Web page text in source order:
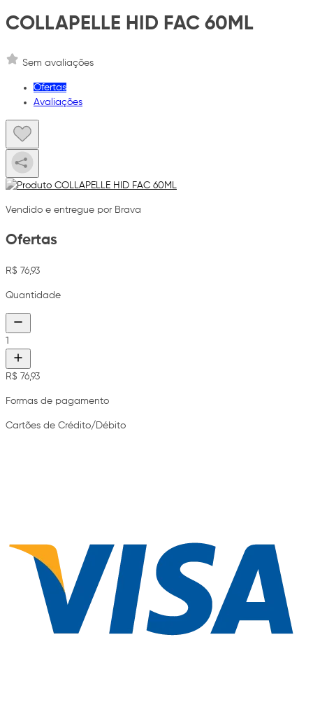
COLLAPELLE HID FAC 60ML
Sem avaliações
Ofertas
Avaliações
Vendido e entregue por Brava
Ofertas
R$ 76,93
Quantidade
1
R$ 76,93
Formas de pagamento
Cartões de Crédito/Débito